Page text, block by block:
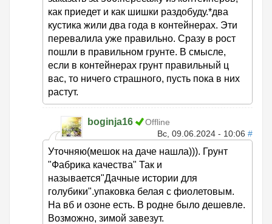
как приедет и как шишки раздобуду.*два
кустика жили два года в контейнерах. Эти
перевалила уже правильно. Сразу в рост
пошли в правильном грунте. В смысле,
если в контейнерах грунт правильный ц
вас, то ничего страшного, пусть пока в них
растут.
boginja16
Offline
Вс, 09.06.2024 - 10:06 #
Уточняю(мешок на даче нашла))). Грунт
"Фабрика качества" Так и
называется"Дачные истории для
голубики".упаковка белая с фиолетовым.
На вб и озоне есть. В родне было дешевле.
Возможно, зимой завезут.